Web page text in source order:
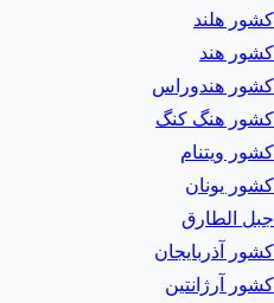
کشور هلند
کشور هند
کشور هندوراس
کشور هنگ کنگ
کشور ویتنام
کشور یونان
جبل الطارق
کشور آذربایجان
کشور آرژانتین